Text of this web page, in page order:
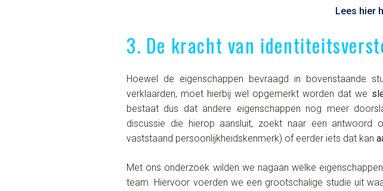
Lees hier
3. De kracht van
Hoewel de eigenschappen bevraagd in bovenstaande
verklaarden, moet hierbij wel opgemerkt worden dat we
bestaat dus dat andere eigenschappen nog meer
discussie die hierop aansluit, zoekt naar een antwoord
vaststaand persoonlijkheidskenmerk) of eerder iets dat kan
Met ons onderzoek wilden we nagaan welke
team. Hiervoor voerden we een grootschalige studie uit